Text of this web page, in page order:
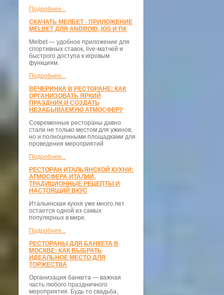
Подробнее...
СКАЧАТЬ МЕЛБЕТ - ПРИЛОЖЕНИЕ
MELBET ДЛЯ ANDROID, IOS И ПК
Melbet — удобное приложение для
спортивных ставок, live-матчей и
быстрого доступа к игровым
функциям.
Подробнее...
ВЕЧЕРИНКА В РЕСТОРАНЕ: КАК
ОРГАНИЗОВАТЬ ЯРКИЙ
ПРАЗДНИК И СОЗДАТЬ
НЕЗАБЫВАЕМУЮ АТМОСФЕРУ
Современные рестораны давно
стали не только местом для ужинов,
но и полноценными площадками для
проведения мероприятий
Подробнее...
РЕСТОРАН ИТАЛЬЯНСКОЙ КУХНИ:
АТМОСФЕРА ИТАЛИИ,
ТРАДИЦИОННЫЕ РЕЦЕПТЫ И
НАСТОЯЩИЙ ВКУС
Итальянская кухня уже много лет
остается одной из самых
популярных в мире.
Подробнее...
РЕСТОРАНЫ ДЛЯ БАНКЕТА В
МОСКВЕ: КАК ВЫБРАТЬ
ИДЕАЛЬНОЕ МЕСТО ДЛЯ
ТОРЖЕСТВА
Организация банкета — важная
часть любого праздничного
мероприятия. Будь то свадьба,